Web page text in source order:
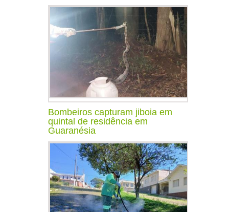
Bombeiros capturam jiboia em
quintal de residência em
Guaranésia